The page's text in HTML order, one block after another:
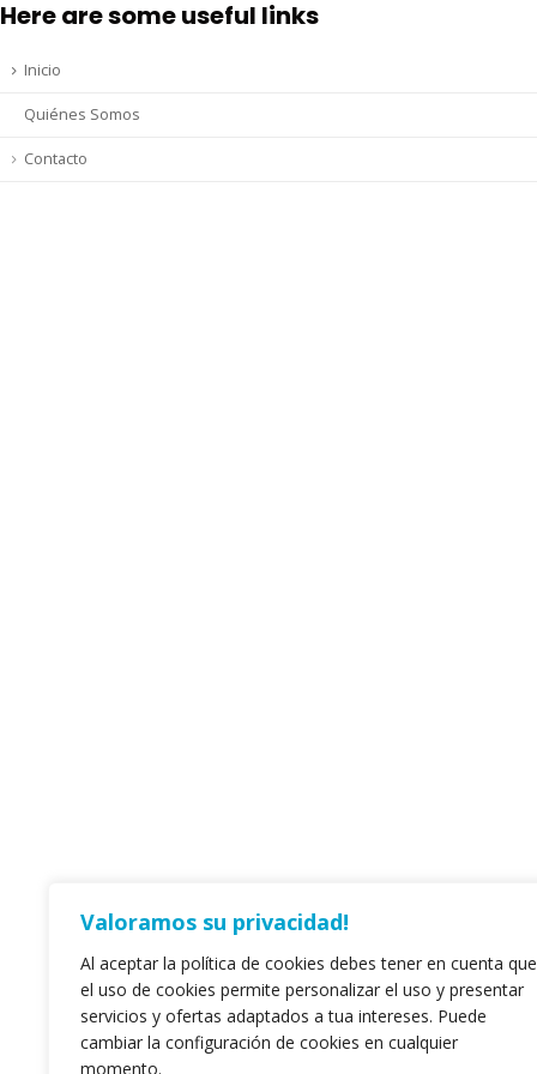
Valoramos su privacidad!
Al aceptar la política de cookies debes tener en cuenta que
el uso de cookies permite personalizar el uso y presentar
servicios y ofertas adaptados a tua intereses. Puede
cambiar la configuración de cookies en cualquier
momento.
Here are some useful links
Inicio
Quiénes Somos
Contacto